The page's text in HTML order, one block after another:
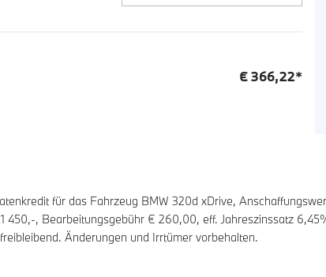
€366,22*
für das Fahrzeug BMW 320d xDrive,
450,-, Bearbeitungsgebühr € 260,00, eff. Jahreszinssatz 6,45
Änderungen und Irrtümer vorbehalten.